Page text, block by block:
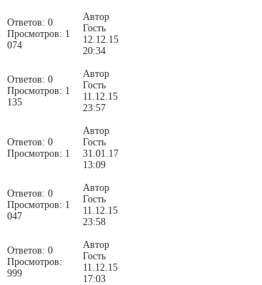
Ответов: 0
Просмотров: 1
074
Автор
Гость
12.12.15
20:34
Ответов: 0
Просмотров: 1
135
Автор
Гость
11.12.15
23:57
Ответов: 0
Просмотров: 1
Автор
Гость
31.01.17
13:09
Ответов: 0
Просмотров: 1
047
Автор
Гость
11.12.15
23:58
Ответов: 0
Просмотров:
999
Автор
Гость
11.12.15
17:03